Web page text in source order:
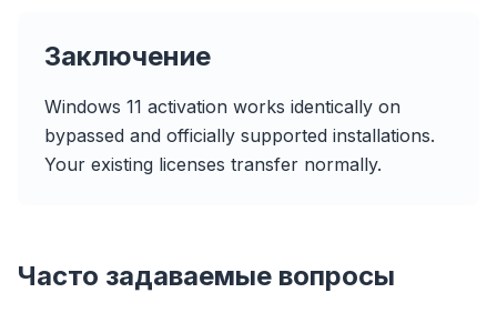
Заключение
Windows 11 activation works identically on
bypassed and officially supported installations.
Your existing licenses transfer normally.
Часто задаваемые вопросы
Умный префетч и правила кеша сокращают
время загрузки на каждом сайте.
Блок рекламы и трекеров
Chrome, Edge, Firefox, Brave, Opera —